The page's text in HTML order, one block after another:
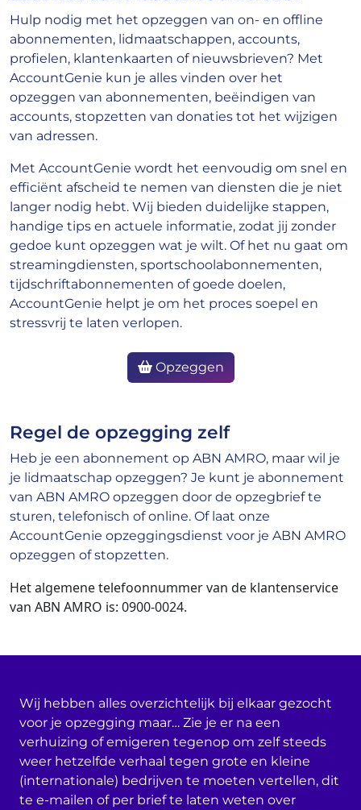
Hulp nodig met het opzeggen van on- en offline
abonnementen, lidmaatschappen, accounts,
profielen, klantenkaarten of nieuwsbrieven? Met
AccountGenie kun je alles vinden over het
opzeggen van abonnementen, beëindigen van
accounts, stopzetten van donaties tot het wijzigen
van adressen.
Met AccountGenie wordt het eenvoudig om snel en
efficiënt afscheid te nemen van diensten die je niet
langer nodig hebt. Wij bieden duidelijke stappen,
handige tips en actuele informatie, zodat jij zonder
gedoe kunt opzeggen wat je wilt. Of het nu gaat om
streamingdiensten, sportschoolabonnementen,
tijdschriftabonnementen of goede doelen,
AccountGenie helpt je om het proces soepel en
stressvrij te laten verlopen.
Opzeggen
Regel de opzegging zelf
Heb je een abonnement op ABN AMRO, maar wil je
je lidmaatschap opzeggen? Je kunt je abonnement
van ABN AMRO opzeggen door de opzegbrief te
sturen, telefonisch of online. Of laat onze
AccountGenie opzeggingsdienst voor je ABN AMRO
opzeggen of stopzetten.
Het algemene telefoonnummer van de klantenservice
van ABN AMRO is: 0900-0024.
Wij hebben alles overzichtelijk bij elkaar gezocht
voor je opzegging maar… Zie je er na een
verhuizing of emigeren tegenop om zelf steeds
weer hetzelfde verhaal tegen grote en kleine
(internationale) bedrijven te moeten vertellen, dit
te e-mailen of per brief te laten weten over